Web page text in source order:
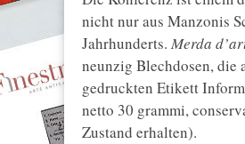
nicht nur aus Manzonis
Jahrhunderts. Merda
neunzig Blechdosen, die
gedruckten Etikett
netto 30 grammi,
Zustand erhalten).